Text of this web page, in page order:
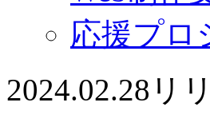
応援プロ
2024.02.28 リ